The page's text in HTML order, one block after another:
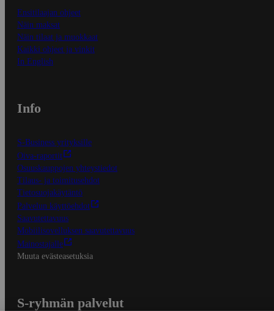
Ensitilaajan ohjeet
Näin maksat
Näin tilaat ja muokkaat
Kaikki ohjeet ja vinkit
In English
Info
S-Business yrityksille
Oiva-raportit
Osuuskauppojen yhteystiedot
Tilaus- ja toimitusehdot
Tietosuojakäytäntö
Palvelun käyttöehdot
Saavutettavuus
Mobiilisovelluksen saavutettavuus
Mainostajalle
Muuta evästeasetuksia
S-ryhmän palvelut